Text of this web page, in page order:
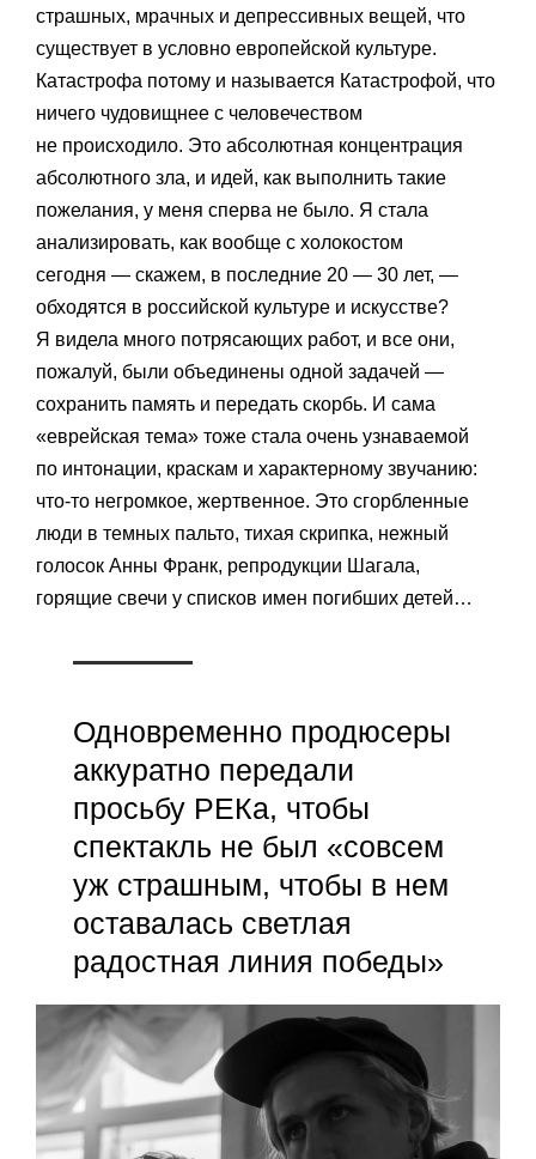
страшных, мрачных и депрессивных вещей, что
существует в условно европейской культуре.
Катастрофа потому и называется Катастрофой, что
ничего чудовищнее с человечеством
не происходило. Это абсолютная концентрация
абсолютного зла, и идей, как выполнить такие
пожелания, у меня сперва не было. Я стала
анализировать, как вообще с холокостом
сегодня — скажем, в последние 20 — 30 лет, —
обходятся в российской культуре и искусстве?
Я видела много потрясающих работ, и все они,
пожалуй, были объединены одной задачей —
сохранить память и передать скорбь. И сама
«еврейская тема» тоже стала очень узнаваемой
по интонации, краскам и характерному звучанию:
что-то негромкое, жертвенное. Это сгорбленные
люди в темных пальто, тихая скрипка, нежный
голосок Анны Франк, репродукции Шагала,
горящие свечи у списков имен погибших детей…
Одновременно продюсеры
аккуратно передали
просьбу РЕКа, чтобы
спектакль не был «совсем
уж страшным, чтобы в нем
оставалась светлая
радостная линия победы»